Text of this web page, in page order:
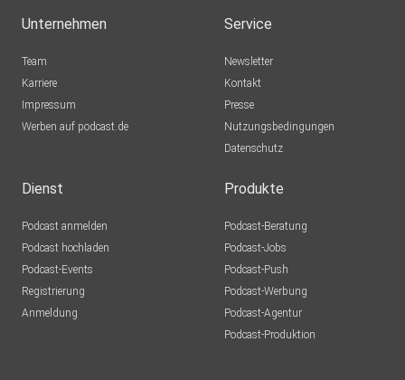
Unternehmen
Team
Karriere
Impressum
Werben auf podcast.de
Service
Newsletter
Kontakt
Presse
Nutzungsbedingungen
Datenschutz
Dienst
Podcast anmelden
Podcast hochladen
Podcast-Events
Registrierung
Anmeldung
Produkte
Podcast-Beratung
Podcast-Jobs
Podcast-Push
Podcast-Werbung
Podcast-Agentur
Podcast-Produktion